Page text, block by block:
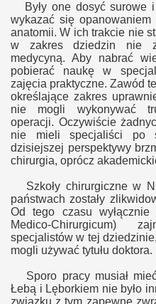
Były one dosyć surowe i
wykazać się
anatomii. W ich trakcie nie
w zakres dziedzin nie
medycyną. Aby nabrać
pobierać naukę w
zajęcia praktyczne. Zawód
określające zakres
nie mogli wykonywać
operacji. Oczywiście
nie mieli specjaliści po
dzisiejszej perspektywy
chirurgia, oprócz
Szkoły chirurgiczne w
państwach zostały
Od tego czasu
Medico-Chirurgicum)
specjalistów w tej dziedzinie
mogli używać tytułu doktora.
Sporo pracy musiał
Łebą i Lęborkiem nie było
związku z tym zapewne